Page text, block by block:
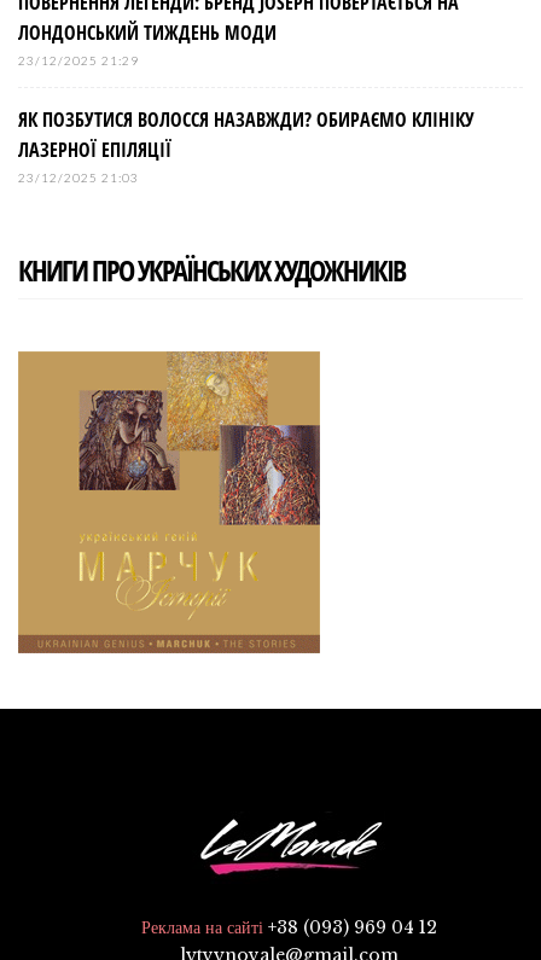
ЛОНДОНСЬКИЙ ТИЖДЕНЬ МОДИ
23/12/2025 21:29
ЯК ПОЗБУТИСЯ ВОЛОССЯ НАЗАВЖДИ? ОБИРАЄМО КЛІНІКУ
ЛАЗЕРНОЇ ЕПІЛЯЦІЇ
23/12/2025 21:03
КНИГИ ПРО УКРАЇНСЬКИХ ХУДОЖНИКІВ
Реклама на сайті +38 (093) 969 04 12
lytvynovale@gmail.com